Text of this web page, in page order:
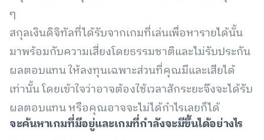
ๆ
สกุลเงินดิจิทัลที่ได้รับจากเกมที่เล่นเพื่อหารายได้นั้น
มาพร้อมกับความเสี่ยงโดยธรรมชาติและไม่รับประกัน
ผลตอบแทน ให้ลงทุนเฉพาะส่วนที่คุณมีและเสียได้
เท่านั้น โดยเข้าใจว่าอาจต้องใช้เวลาสักระยะจึงจะได้รับ
ผลตอบแทน หรือคุณอาจจะไม่ได้กำไรเลยก็ได้
จะค้นหาเกมที่มีอยู่และเกมที่กำลังจะมีขึ้นได้อย่างไร